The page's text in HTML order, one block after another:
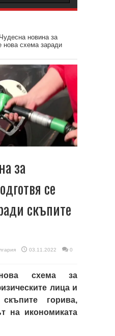
Чудесна новина за
нова схема заради
за
се
скъпите
03.11.2022
0
схема за
лица и
горива,
на икономиката